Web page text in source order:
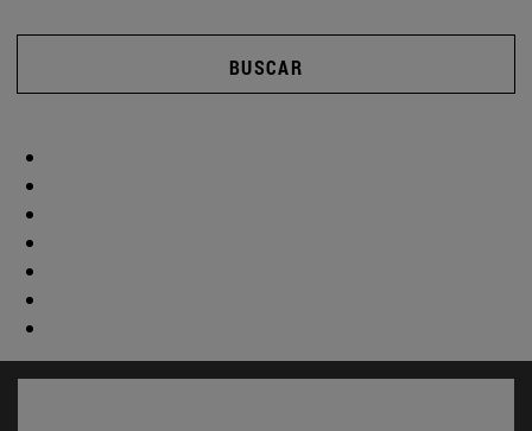
BUSCAR